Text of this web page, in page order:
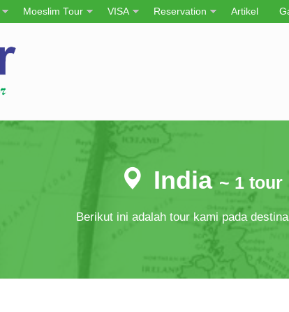
Moeslim Tour VISA Reservation Artikel
India~ 1 tour
Berikut ini adalah tour kami pada